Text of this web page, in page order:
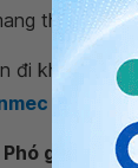
theo các
đi khám tại
trên
Phó giáo sư,